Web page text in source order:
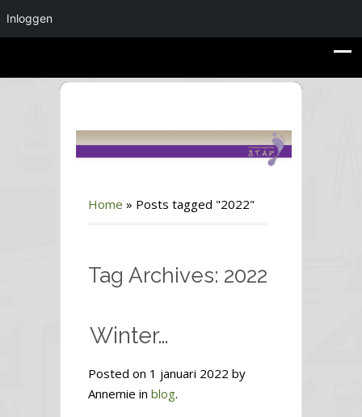
Home » Posts tagged "2022"
Tag Archives: 2022
Winter…
Posted on 1 januari 2022 by
Annemie in blog.
Inloggen